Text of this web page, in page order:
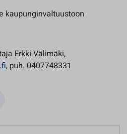
kaupunginvaltuustoon
Erkki Välimäki,
, puh. 0407748331